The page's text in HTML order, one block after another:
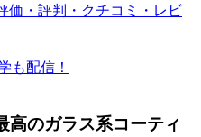
価・評判・クチコミ・レビ
も配信！
高のガラス系コーティ